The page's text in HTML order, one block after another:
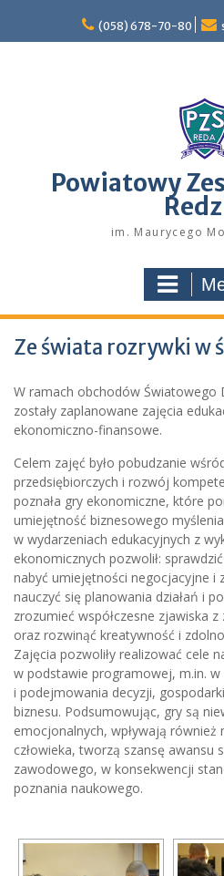
content
(058) 678-70-80
Powiatowy
im. Maurycego
Ze świata rozrywki w
W ramach obchodów Światowego
zostały zaplanowane zajęcia
ekonomiczno-finansowe.
Celem zajęć było pobudzanie
przedsiębiorczych i rozwój
poznała gry ekonomiczne, które
umiejętność biznesowego
w wydarzeniach edukacyjnych z
ekonomicznych pozwolił:
nabyć umiejętności negocjacyjne i
nauczyć się planowania działań i
zrozumieć współczesne zjawiska
oraz rozwinąć kreatywność i
Zajęcia pozwoliły realizować cele
w podstawie programowej, m.in. w
i podejmowania decyzji,
biznesu. Podsumowując, gry są
emocjonalnych, wpływają
człowieka, tworzą szansę awansu
zawodowego, w konsekwencji
poznania naukowego.